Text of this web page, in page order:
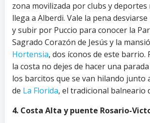
zona movilizada por clubs y deportes
llega a Alberdi. Vale la pena
y subir por Puccio para conocer la
Sagrado Corazón de Jesús y la
Hortensia, dos íconos de este barrio.
la costa no dejes de hacer una
los barcitos que se van hilando junto
de La Florida, el tradicional balneario
4. Costa Alta y puente Rosario-